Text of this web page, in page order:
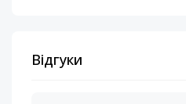
Відгуки